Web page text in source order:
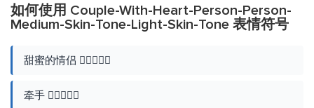
如何使用 Couple-With-Heart-Person-Person-
Medium-Skin-Tone-Light-Skin-Tone 表情符号
甜蜜的情侣 🧑🏽‍❤️‍🧑🏻
牵手 🧑🏽‍❤️‍🧑🏻